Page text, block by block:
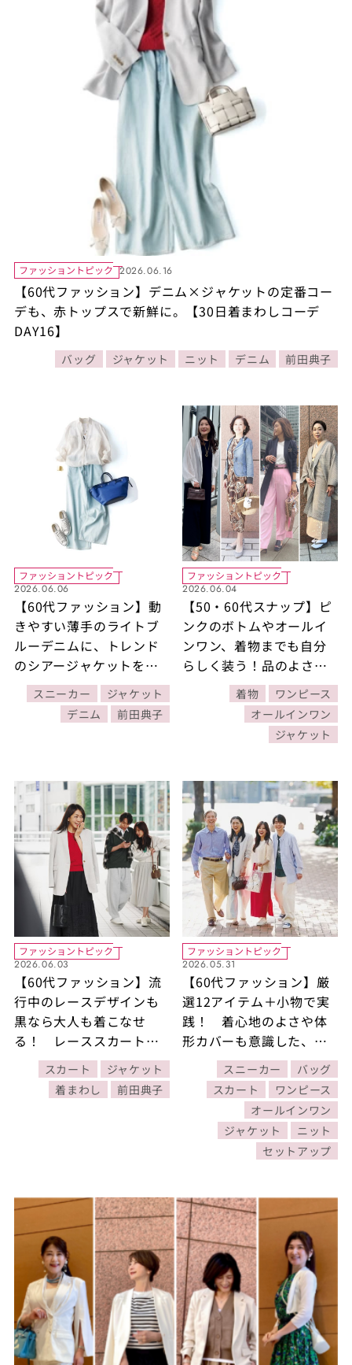
ファッショントピック 2026.06.16
【60代ファッション】デニム×ジャケットの定番コー
デも、赤トップスで新鮮に。【30日着まわしコーデ
DAY16】
バッグ ジャケット ニット デニム 前田典子
ファッショントピック
2026.06.06
【60代ファッション】動
きやすい薄手のライトブ
ルーデニムに、トレンド
のシアージャケットを合
わせた爽やかスタイル
【30日着まわしコーデ
スニーカー
ジャケット
デニム
前田典子
ファッショントピック
2026.06.04
【50・60代スナップ】ピ
ンクのボトムやオールイ
ンワン、着物までも自分
らしく装う！品のよさを
忘れない大人スタイル4選
着物
ワンピース
オールインワン
ジャケット
ファッショントピック
2026.06.03
【60代ファッション】流
行中のレースデザインも
黒なら大人も着こなせ
る！ レーススカートを
ジャケットと合わせて、
甘さ控えめコーデに【30
日着まわしコーデDAY3】
スカート
ジャケット
着まわし
前田典子
ファッショントピック
2026.05.31
【60代ファッション】厳
選12アイテム＋小物で実
践！ 着心地のよさや体
形カバーも意識した、お
しゃれに着まわす60代の
初夏ファッション 【30
日着まわしコーデ】
スニーカー
バッグ
スカート
ワンピース
オールインワン
ジャケット
ニット
セットアップ